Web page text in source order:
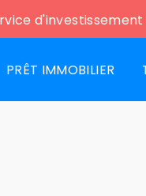
PRÊT IMMOBILIER